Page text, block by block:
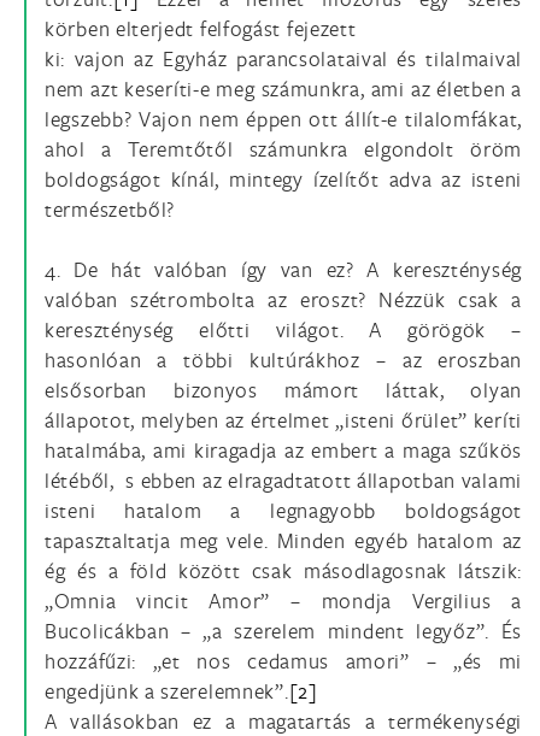
körben elterjedt felfogást fejezett
ki: vajon az Egyház parancsolataival és tilalmaival
nem azt keseríti-e meg számunkra, ami az életben a
legszebb? Vajon nem éppen ott állít-e tilalomfákat,
ahol a Teremtőtől számunkra elgondolt öröm
boldogságot kínál, mintegy ízelítőt adva az isteni
természetből?
4. De hát valóban így van ez? A kereszténység
valóban szétrombolta az eroszt? Nézzük csak a
kereszténység előtti világot. A görögök –
hasonlóan a többi kultúrákhoz – az eroszban
elsősorban bizonyos mámort láttak, olyan
állapotot, melyben az értelmet „isteni őrület” keríti
hatalmába, ami kiragadja az embert a maga szűkös
létéből, s ebben az elragadtatott állapotban valami
isteni hatalom a legnagyobb boldogságot
tapasztaltatja meg vele. Minden egyéb hatalom az
ég és a föld között csak másodlagosnak látszik:
„Omnia vincit Amor” – mondja Vergilius a
Bucolicákban – „a szerelem mindent legyőz”. És
hozzáfűzi: „et nos cedamus amori” – „és mi
engedjünk a szerelemnek”.[2]
A vallásokban ez a magatartás a termékenységi